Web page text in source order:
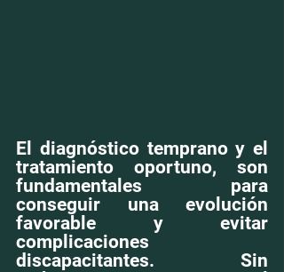
El diagnóstico temprano y el
tratamiento oportuno, son
fundamentales para
conseguir una evolución
favorable y evitar
complicaciones
discapacitantes. Sin